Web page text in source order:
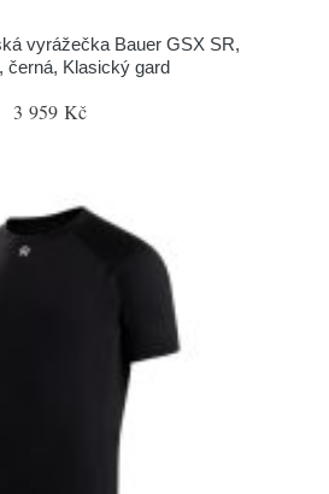
vyrážečka Bauer GSX SR,
černá, Klasický gard
3 959 Kč